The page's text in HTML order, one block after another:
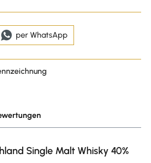
per WhatsApp
Single Malt Whisky 40%